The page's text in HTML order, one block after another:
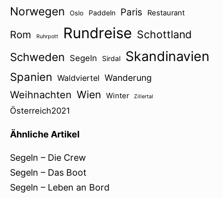
Norwegen Oslo Paddeln Paris Restaurant
Rom Ruhrpott Rundreise Schottland
Schweden Segeln Sirdal Skandinavien
Spanien Waldviertel Wanderung
Weihnachten Wien Winter Zillertal
Österreich2021
Ähnliche Artikel
Segeln – Die Crew
Segeln – Das Boot
Segeln – Leben an Bord